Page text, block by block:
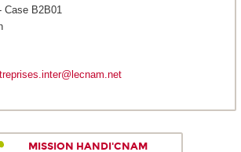
B2B01
MISSION HANDI'CNAM